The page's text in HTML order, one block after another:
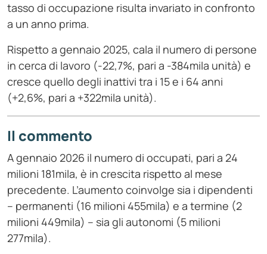
tasso di occupazione risulta invariato in confronto
a un anno prima.
Rispetto a gennaio 2025, cala il numero di persone
in cerca di lavoro (-22,7%, pari a -384mila unità) e
cresce quello degli inattivi tra i 15 e i 64 anni
(+2,6%, pari a +322mila unità).
Il commento
A gennaio 2026 il numero di occupati, pari a 24
milioni 181mila, è in crescita rispetto al mese
precedente. L’aumento coinvolge sia i dipendenti
– permanenti (16 milioni 455mila) e a termine (2
milioni 449mila) – sia gli autonomi (5 milioni
277mila).